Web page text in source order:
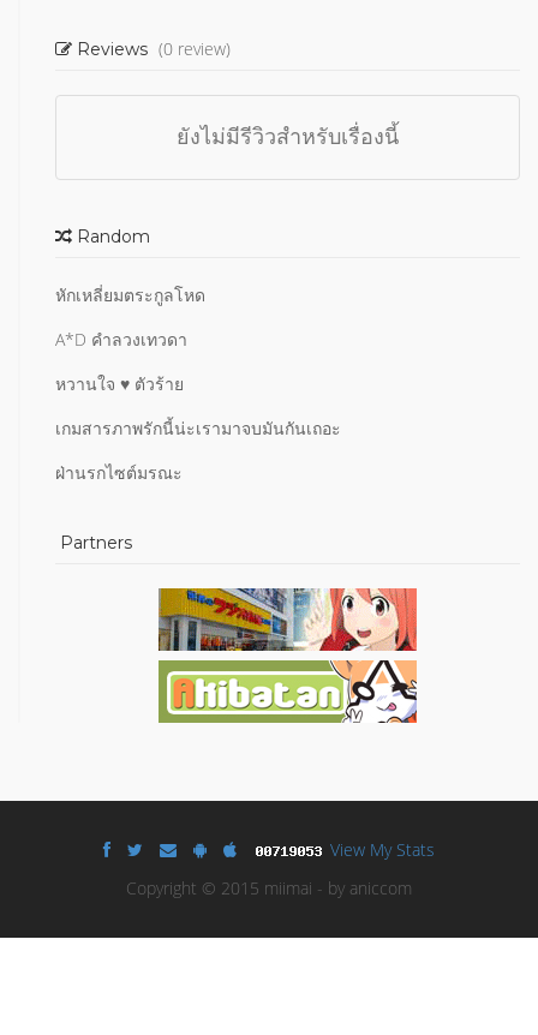
Reviews (0 review)
ยังไม่มีรีวิวสำหรับเรื่องนี้
Random
หักเหลี่ยมตระกูลโหด
A*D คำลวงเทวดา
หวานใจ ♥ ตัวร้าย
เกมสารภาพรักนี้น่ะเรามาจบมันกันเถอะ
ฝ่านรกไซต์มรณะ
Partners
View My Stats
Copyright © 2015 miimai - by aniccom